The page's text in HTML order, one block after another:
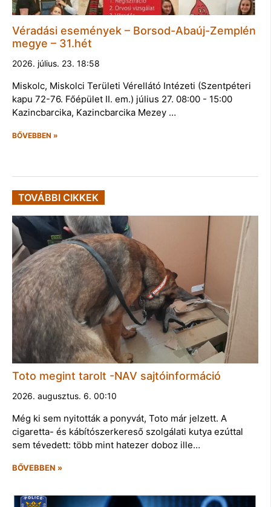
Véradási események – Borsod-Abaúj-Zemplén
megye – 31.hét
2026. július. 23. 18:58
Miskolc, Miskolci Területi Vérellátó Intézeti (Szentpéteri
kapu 72-76. Főépület II. em.) július 27. 08:00 - 15:00
Kazincbarcika, Kazincbarcika Mezey …
BŐVEBBEN »
TOVÁBBI CIKKEK
Toto megint tarolt -NAV sajtóinformáció
2026. augusztus. 6. 00:10
Még ki sem nyitották a ponyvát, Toto már jelzett. A
cigaretta- és kábítószerkereső szolgálati kutya ezúttal
sem tévedett: több mint hatezer doboz ille…
BŐVEBBEN »